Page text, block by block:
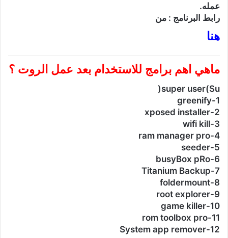
عمله.
رابط البرنامج : من
هنا
ماهي اهم برامج للاستخدام بعد عمل الروت ؟
super user(Su(
1-greenify
2-xposed installer
3-wifi kill
4-ram manager pro
5-seeder
6-busyBox pRo
7-Titanium Backup
8-foldermount
9-root explorer
10-game killer
11-rom toolbox pro
12-System app remover